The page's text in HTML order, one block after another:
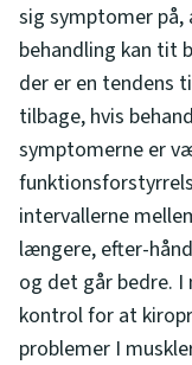
sig symptomer på,
behandling kan tit
der er en tendens
tilbage, hvis
symptomerne er
intervallerne
længere, efter-
og det går bedre.
kontrol for at
problemer I